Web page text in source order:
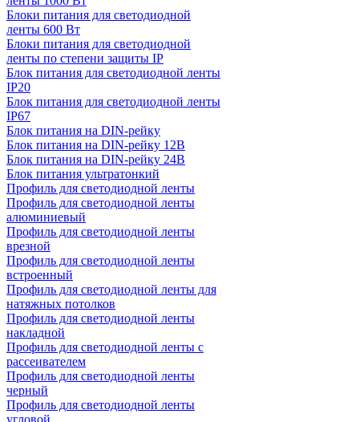
Блоки питания для светодиодной
ленты 600 Вт
Блоки питания для светодиодной
ленты по степени защиты IP
Блок питания для светодиодной ленты
IP20
Блок питания для светодиодной ленты
IP67
Блок питания на DIN-рейку
Блок питания на DIN-рейку 12В
Блок питания на DIN-рейку 24В
Блок питания ультратонкий
Профиль для светодиодной ленты
Профиль для светодиодной ленты
алюминиевый
Профиль для светодиодной ленты
врезной
Профиль для светодиодной ленты
встроенный
Профиль для светодиодной ленты для
натяжных потолков
Профиль для светодиодной ленты
накладной
Профиль для светодиодной ленты с
рассеивателем
Профиль для светодиодной ленты
черный
Профиль для светодиодной ленты
угловой